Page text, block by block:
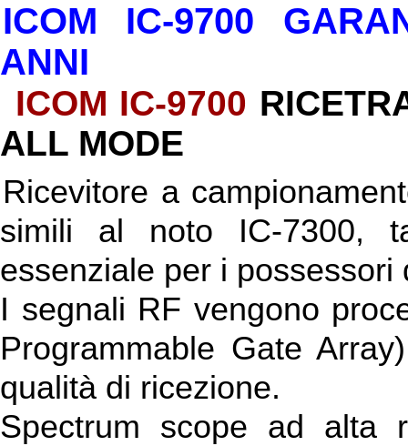
ICOM IC-9700
ANNI
ICOM IC-9700
ALL MODE
Ricevitore a
simili al noto IC-7300,
essenziale per i
I segnali RF vengono
Programmable Gate
qualità di ricezione.
Spectrum scope ad alta